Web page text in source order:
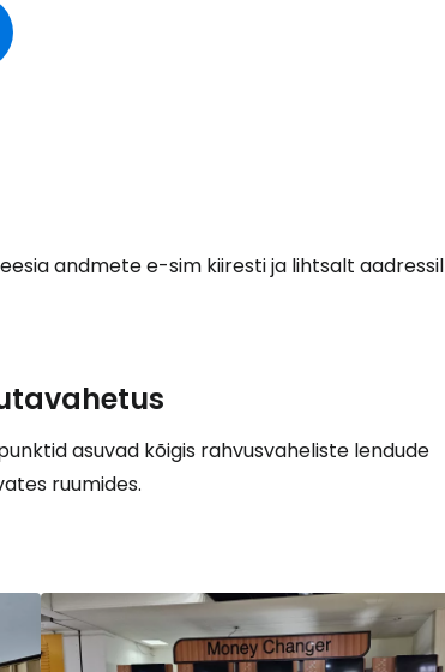
andmete e-sim kiiresti ja lihtsalt aadressil
asuvad kõigis rahvusvaheliste lendude
ruumides.